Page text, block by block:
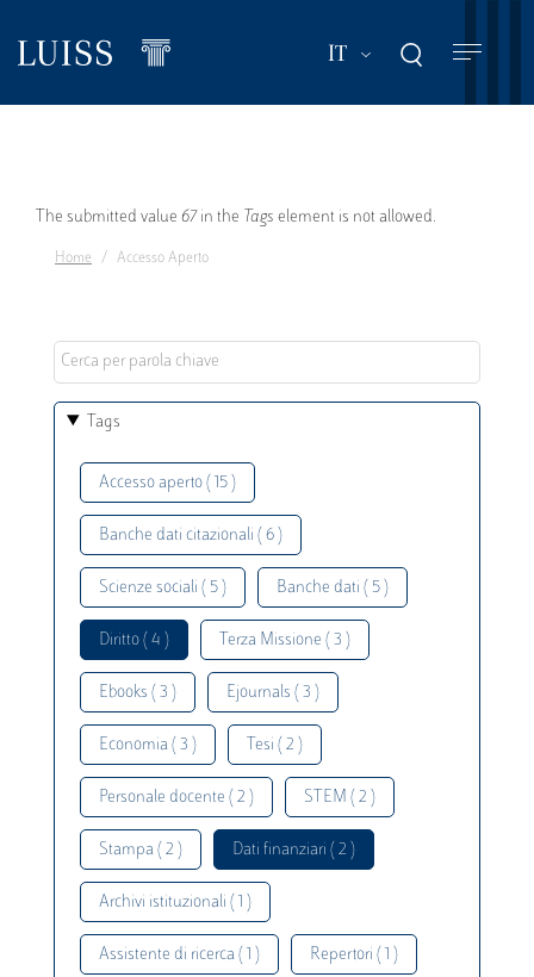
contenuto
IT Mostra ulteriori
Messaggio
di
The submitted value 67 in the Tags element is not allowed.
Home Accesso Aperto
Tags
Accesso aperto ( 15 )
Banche dati citazionali ( 6 )
Scienze sociali ( 5 ) Banche dati ( 5 )
Diritto ( 4 ) Terza Missione ( 3 )
Ebooks ( 3 ) Ejournals ( 3 )
Economia ( 3 ) Tesi ( 2 )
Personale docente ( 2 ) STEM ( 2 )
Stampa ( 2 ) Dati finanziari ( 2 )
Archivi istituzionali ( 1 )
Assistente di ricerca ( 1 ) Repertori ( 1 )